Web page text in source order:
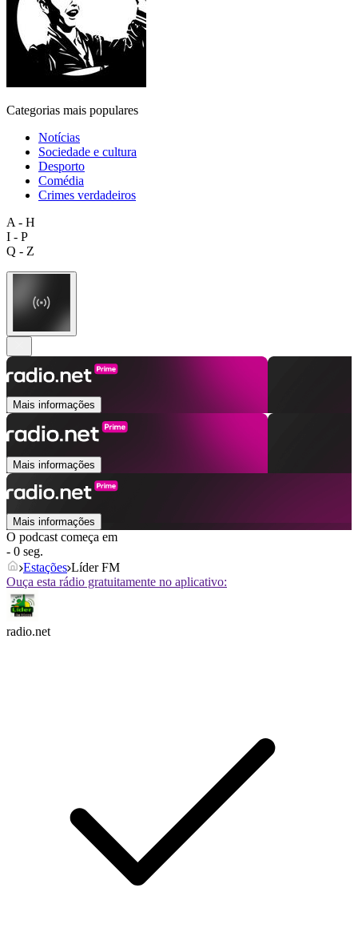
Categorias mais populares
Notícias
Sociedade e cultura
Desporto
Comédia
Crimes verdadeiros
A - H
I - P
Q - Z
Mais informações
Mais informações
Mais informações
O podcast começa em
- 0 seg.
Estações Líder FM
Ouça esta rádio gratuitamente no aplicativo:
radio.net